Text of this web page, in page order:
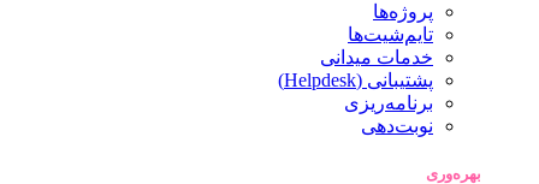
پروژه‌ها
تایم‌شیت‌ها
خدمات میدانی
پشتیبانی (Helpdesk)
برنامه‌ریزی
نوبت‌دهی
بهره‌وری